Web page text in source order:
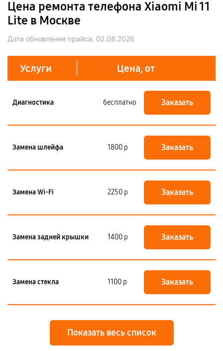
Цена ремонта телефона Xiaomi Mi 11
Lite в Москве
Дата обновления прайса: 02.08.2026
Услуги Цена, от
Диагностика бесплатно Заказать
Замена шлейфа 1800 р Заказать
Замена Wi-Fi 2250 р Заказать
Замена задней крышки 1400 р Заказать
Замена стекла 1100 р Заказать
Показать весь список